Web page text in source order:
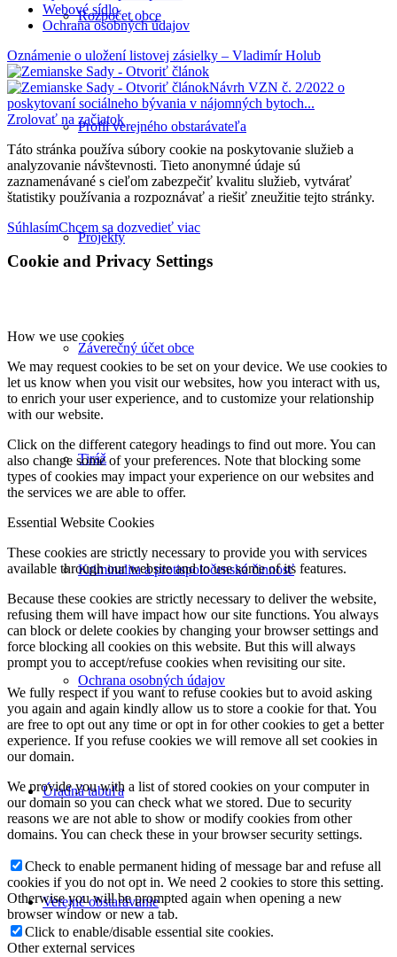
Rozpočet obce
Profil verejného obstarávateľa
Projekty
Záverečný účet obce
Tiráž
Kriminalita a protispoločenská činnosť
Ochrana osobných údajov
Úradná tabuľa
Verejné obstarávanie
Webové sídlo
Ochrana osobných údajov
Oznámenie o uložení listovej zásielky – Vladimír Holub
Návrh VZN č. 2/2022 o
poskytovaní sociálneho bývania v nájomných bytoch...
Zrolovať na začiatok
Táto stránka používa súbory cookie na poskytovanie služieb a
analyzovanie návštevnosti. Tieto anonymné údaje sú
zaznamenávané s cieľom zabezpečiť kvalitu služieb, vytvárať
štatistiky používania a rozpoznávať a riešiť zneužitie tejto stránky.
SúhlasímChcem sa dozvedieť viac
Cookie and Privacy Settings
How we use cookies
We may request cookies to be set on your device. We use cookies to
let us know when you visit our websites, how you interact with us,
to enrich your user experience, and to customize your relationship
with our website.
Click on the different category headings to find out more. You can
also change some of your preferences. Note that blocking some
types of cookies may impact your experience on our websites and
the services we are able to offer.
Essential Website Cookies
These cookies are strictly necessary to provide you with services
available through our website and to use some of its features.
Because these cookies are strictly necessary to deliver the website,
refusing them will have impact how our site functions. You always
can block or delete cookies by changing your browser settings and
force blocking all cookies on this website. But this will always
prompt you to accept/refuse cookies when revisiting our site.
We fully respect if you want to refuse cookies but to avoid asking
you again and again kindly allow us to store a cookie for that. You
are free to opt out any time or opt in for other cookies to get a better
experience. If you refuse cookies we will remove all set cookies in
our domain.
We provide you with a list of stored cookies on your computer in
our domain so you can check what we stored. Due to security
reasons we are not able to show or modify cookies from other
domains. You can check these in your browser security settings.
Check to enable permanent hiding of message bar and refuse all
cookies if you do not opt in. We need 2 cookies to store this setting.
Otherwise you will be prompted again when opening a new
browser window or new a tab.
Click to enable/disable essential site cookies.
Other external services